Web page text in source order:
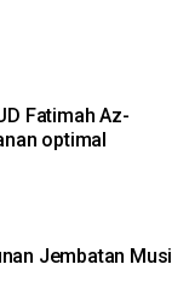
Fatimah Az-
optimal
Jembatan Musi